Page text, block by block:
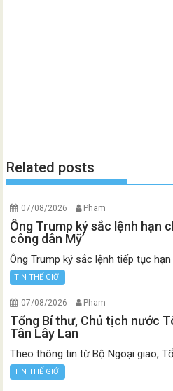
Related posts
07/08/2026 Pham
Ông Trump ký sắc lệnh hạn
công dân Mỹ’
Ông Trump ký sắc lệnh tiếp tục hạn
TIN THẾ GIỚI
07/08/2026 Pham
Tổng Bí thư, Chủ tịch nước
Tân Lây Lan
Theo thông tin từ Bộ Ngoại giao,
TIN THẾ GIỚI